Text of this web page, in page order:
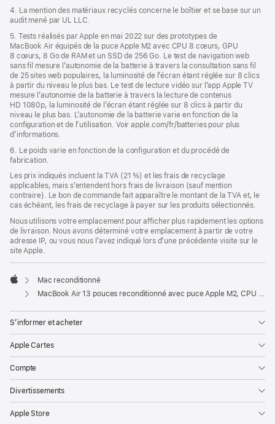
4. La mention des matériaux recyclés concerne le boîtier et se base sur un
audit mené par UL LLC.
5. Tests réalisés par Apple en mai 2022 sur des prototypes de
MacBook Air équipés de la puce Apple M2 avec CPU 8 cœurs, GPU
8 cœurs, 8 Go de RAM et un SSD de 256 Go. Le test de navigation web
sans fil mesure l’autonomie de la batterie à travers la consultation sans fil
de 25 sites web populaires, la luminosité de l’écran étant réglée sur 8 clics
à partir du niveau le plus bas. Le test de lecture vidéo sur l’app Apple TV
mesure l’autonomie de la batterie à travers la lecture de contenus
HD 1080p, la luminosité de l’écran étant réglée sur 8 clics à partir du
niveau le plus bas. L’autonomie de la batterie varie en fonction de la
configuration et de l’utilisation. Voir apple.com/fr/batteries pour plus
d’informations.
6. Le poids varie en fonction de la configuration et du procédé de
fabrication.
Les prix indiqués incluent la TVA (21 %) et les frais de recyclage
applicables, mais s’entendent hors frais de livraison (sauf mention
contraire). Le bon de commande fait apparaître le montant de la TVA et, le
cas échéant, les frais de recyclage à payer sur les produits sélectionnés.
Nous utilisons votre emplacement pour afficher plus rapidement les options
de livraison. Nous avons déterminé votre emplacement à partir de votre
adresse IP, ou vous nous l’avez indiqué lors d’une précédente visite sur le
site Apple.
Apple
Mac reconditionné
MacBook Air 13 pouces reconditionné avec puce Apple M2, CPU 8 cœurs et GPU 10 cœurs - Gris sidéral
S’informer et acheter
Apple Cartes
Compte
Divertissements
Apple Store